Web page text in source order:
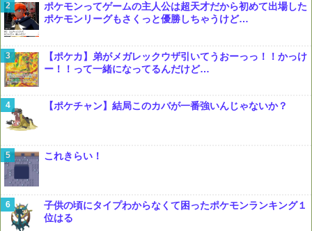
ポケモンってゲームの主人公は超天才だから初めて出場した
ポケモンリーグもさくっと優勝しちゃうけど…
【ポケカ】弟がメガレックウザ引いてうおーっっ！！かっけ
ー！！って一緒になってるんだけど…
【ポケチャン】結局このカバが一番強いんじゃないか？
これきらい！
子供の頃にタイプわからなくて困ったポケモンランキング１
位はる